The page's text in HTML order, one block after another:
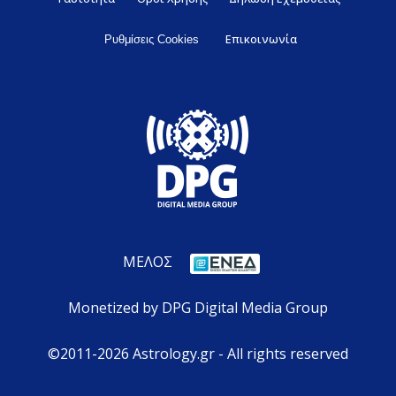
Ρυθμίσεις Cookies Επικοινωνία
ΜΕΛΟΣ
Monetized by DPG Digital Media Group
©2011-2026 Astrology.gr - All rights reserved